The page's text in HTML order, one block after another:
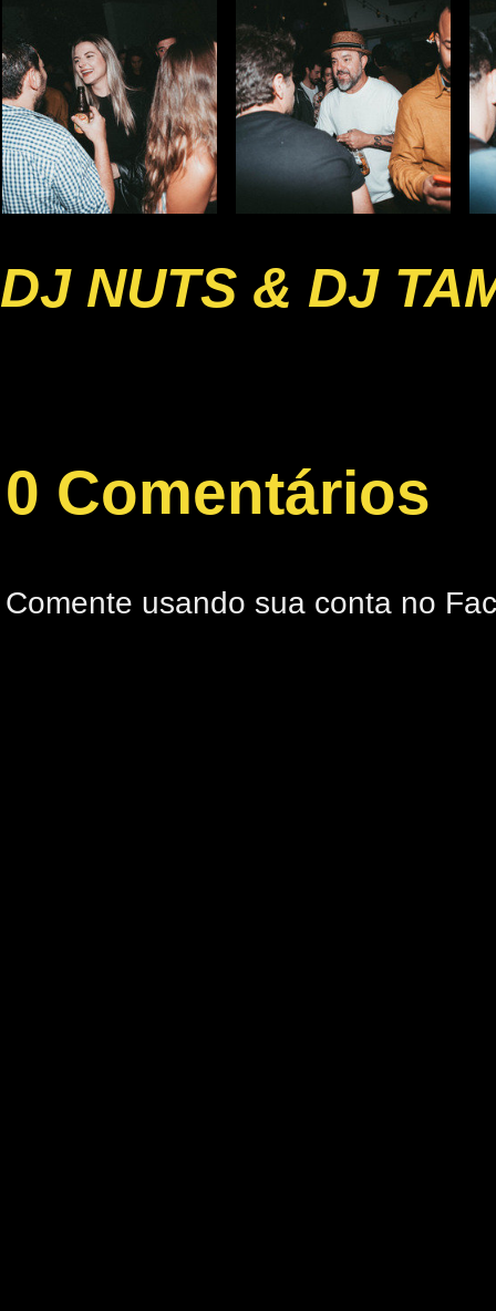
DJ NUTS & DJ
0 Comentários
Comente usando sua conta no